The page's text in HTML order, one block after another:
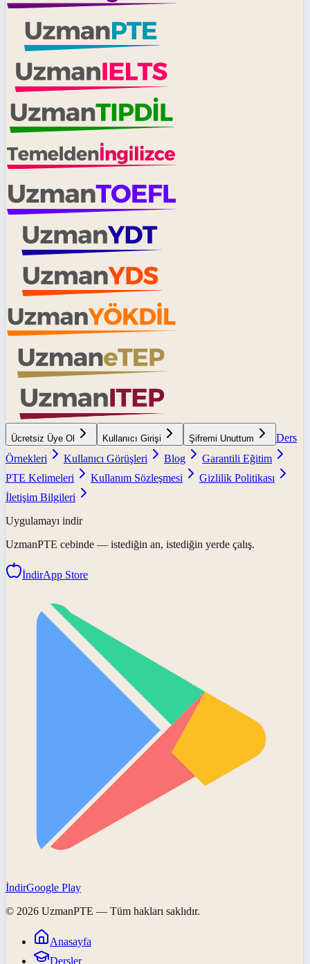
Ücretsiz Üye Ol Kullanıcı Girişi Şifremi Unuttum
Ders
Örnekleri
Kullanıcı Görüşleri Blog
Garantili Eğitim
PTE Kelimeleri
Kullanım Sözleşmesi
Gizlilik Politikası
İletişim Bilgileri
Uygulamayı indir
UzmanPTE cebinde — istediğin an, istediğin yerde çalış.
İndirApp Store
İndirGoogle Play
© 2026 UzmanPTE — Tüm hakları saklıdır.
Anasayfa
Dersler